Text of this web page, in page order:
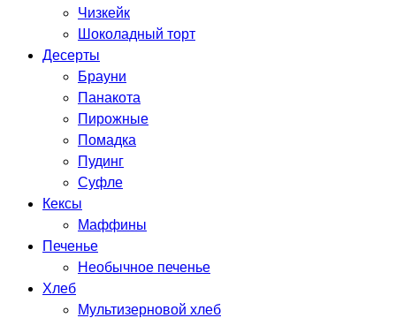
Чизкейк
Шоколадный торт
Десерты
Брауни
Панакота
Пирожные
Помадка
Пудинг
Суфле
Кексы
Маффины
Печенье
Необычное печенье
Хлеб
Мультизерновой хлеб